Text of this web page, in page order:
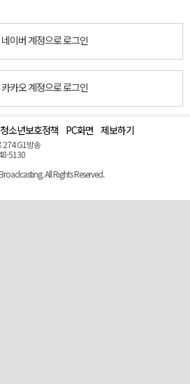
네이버 계정으로 로그인
카카오 계정으로 로그인
청소년보호정책 PC화면 제보하기
274 G1방송
5130
All Rights Reserved.